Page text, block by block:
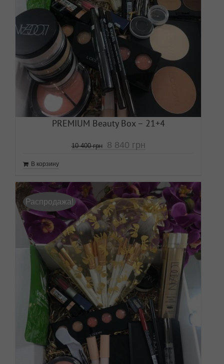
PREMIUM Beauty Box – 21+4
10 400грн 8 840 грн
В корзину
Распродажа!